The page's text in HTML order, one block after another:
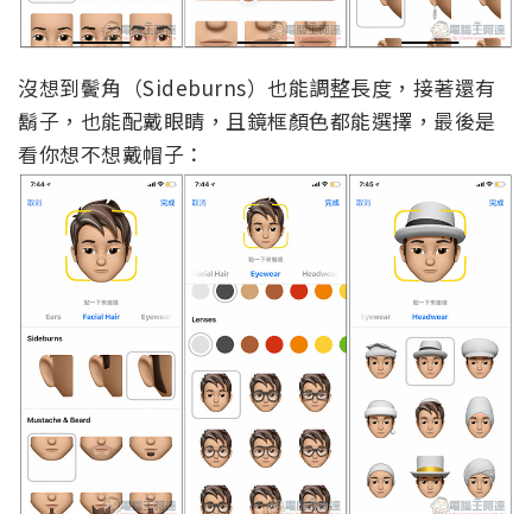
沒想到鬢角（Sideburns）也能調整長度，接著還有
鬍子，也能配戴眼睛，且鏡框顏色都能選擇，最後是
看你想不想戴帽子：